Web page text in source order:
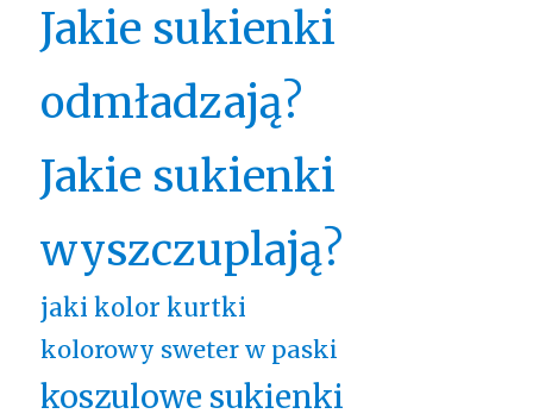
Jakie sukienki
odmładzają?
Jakie sukienki
wyszczuplają?
jaki kolor kurtki
kolorowy sweter w paski
koszulowe sukienki